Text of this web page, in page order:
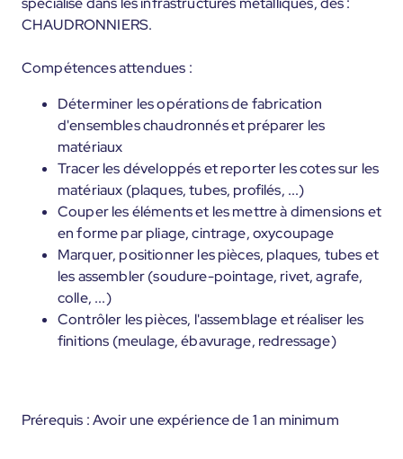
CHAUDRONNIERS.
Compétences attendues :
Déterminer les opérations de fabrication
d'ensembles chaudronnés et préparer les
matériaux
Tracer les développés et reporter les cotes sur les
matériaux (plaques, tubes, profilés, ...)
Couper les éléments et les mettre à dimensions et
en forme par pliage, cintrage, oxycoupage
Marquer, positionner les pièces, plaques, tubes et
les assembler (soudure-pointage, rivet, agrafe,
colle, ...)
Contrôler les pièces, l'assemblage et réaliser les
finitions (meulage, ébavurage, redressage)
Prérequis : Avoir une expérience de 1 an minimum